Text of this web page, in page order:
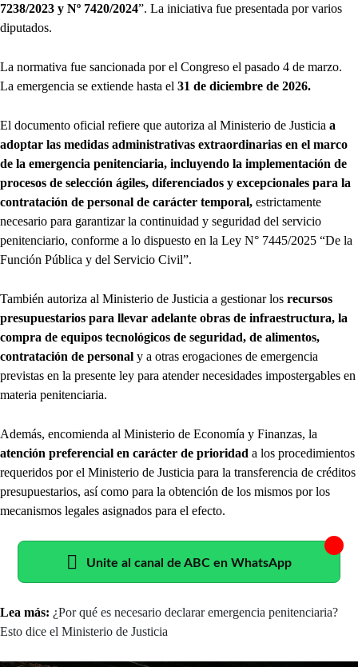
7238/2023 y Nº 7420/2024”. La iniciativa fue presentada por varios
diputados.
La normativa fue sancionada por el Congreso el pasado 4 de marzo.
La emergencia se extiende hasta el 31 de diciembre de 2026.
El documento oficial refiere que autoriza al Ministerio de Justicia a
adoptar las medidas administrativas extraordinarias en el marco
de la emergencia penitenciaria, incluyendo la implementación de
procesos de selección ágiles, diferenciados y excepcionales para la
contratación de personal de carácter temporal, estrictamente
necesario para garantizar la continuidad y seguridad del servicio
penitenciario, conforme a lo dispuesto en la Ley N° 7445/2025 “De la
Función Pública y del Servicio Civil”.
También autoriza al Ministerio de Justicia a gestionar los recursos
presupuestarios para llevar adelante obras de infraestructura, la
compra de equipos tecnológicos de seguridad, de alimentos,
contratación de personal y a otras erogaciones de emergencia
previstas en la presente ley para atender necesidades impostergables en
materia penitenciaria.
Además, encomienda al Ministerio de Economía y Finanzas, la
atención preferencial en carácter de prioridad a los procedimientos
requeridos por el Ministerio de Justicia para la transferencia de créditos
presupuestarios, así como para la obtención de los mismos por los
mecanismos legales asignados para el efecto.
Unite al canal de ABC en WhatsApp
Lea más: ¿Por qué es necesario declarar emergencia penitenciaria?
Esto dice el Ministerio de Justicia